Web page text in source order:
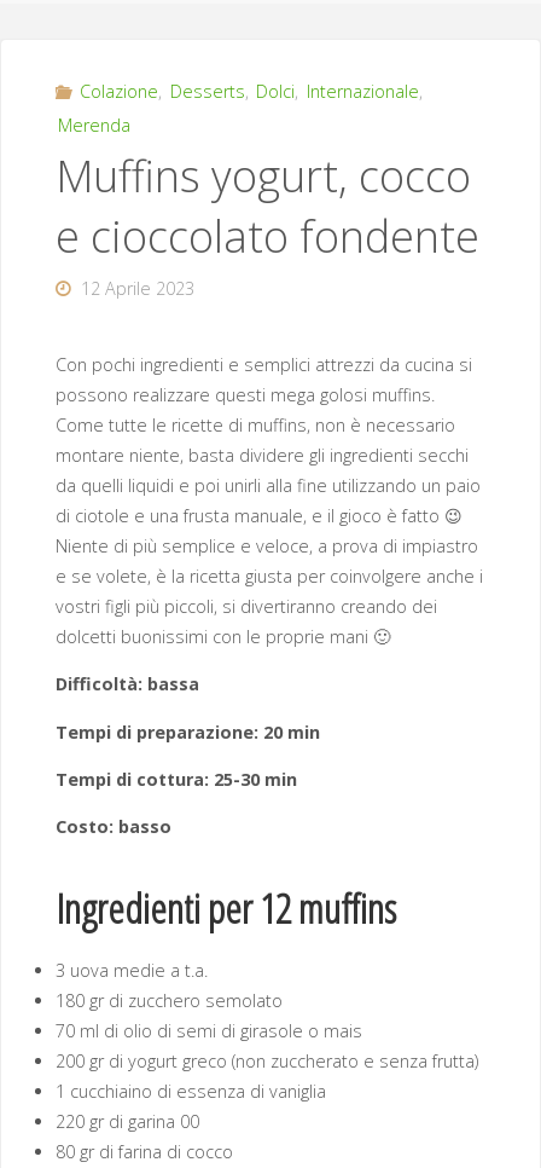
Colazione, Desserts, Dolci, Internazionale,
Merenda
Muffins yogurt, cocco
e cioccolato fondente
12 Aprile 2023
Con pochi ingredienti e semplici attrezzi da cucina si
possono realizzare questi mega golosi muffins.
Come tutte le ricette di muffins, non è necessario
montare niente, basta dividere gli ingredienti secchi
da quelli liquidi e poi unirli alla fine utilizzando un paio
di ciotole e una frusta manuale, e il gioco è fatto 😉
Niente di più semplice e veloce, a prova di impiastro
e se volete, è la ricetta giusta per coinvolgere anche i
vostri figli più piccoli, si divertiranno creando dei
dolcetti buonissimi con le proprie mani 🙂
Difficoltà: bassa
Tempi di preparazione: 20 min
Tempi di cottura: 25-30 min
Costo: basso
Ingredienti per 12 muffins
3 uova medie a t.a.
180 gr di zucchero semolato
70 ml di olio di semi di girasole o mais
200 gr di yogurt greco (non zuccherato e senza frutta)
1 cucchiaino di essenza di vaniglia
220 gr di garina 00
80 gr di farina di cocco